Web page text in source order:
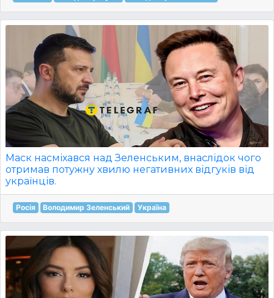
Маск насміхався над Зеленським, внаслідок чого
отримав потужну хвилю негативних відгуків від
українців.
Росія Володимир Зеленський Україна